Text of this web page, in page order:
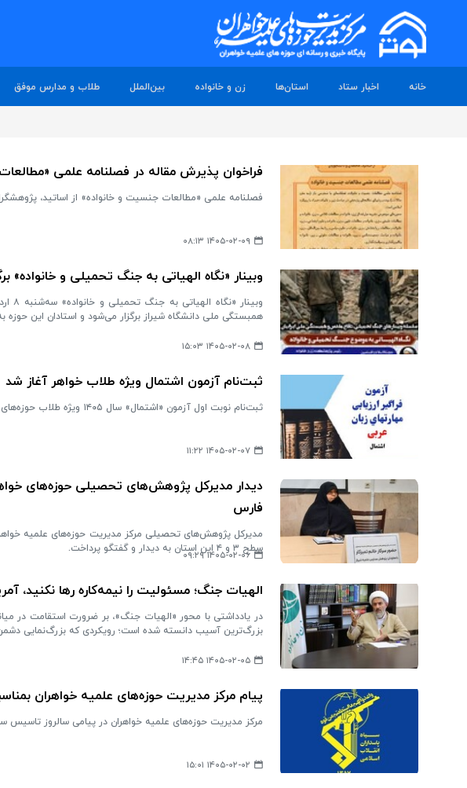
خانه اخبار ستاد استان‌ها زن و خانواده بین‌الملل طلاب و مدارس موفق
فراخوان پذیرش مقاله در فصلنامه علمی
فصلنامه علمی «مطالعات جنسیت و خانواده» از اساتید،
۱۴۰۵-۰۲-۰۹ ۰۸:۱۳
وبینار «نگاه الهیاتی به جنگ تحمیلی و خانواده»
همبستگی ملی دانشگاه شیراز برگزار می‌شود و استادان این
۱۴۰۵-۰۲-۰۸ ۱۵:۰۳
ثبت‌نام آزمون اشتمال ویژه طلاب خواهر آغاز شد
ثبت‌نام نوبت اول آزمون «اشتمال» سال ۱۴۰۵ ویژه طلاب حوزه‌های علمیه خواهران سراسر کشور در «اپ یسری» آغاز شد.
۱۴۰۵-۰۲-۰۷ ۱۱:۲۲
فارس
مدیرکل پژوهش‌های تحصیلی مرکز مدیریت حوزه‌های علمیه
سطح ۳ و ۴ این استان به دیدار و گفتگو پرداخت.
۱۴۰۵-۰۲-۰۶ ۰۹:۲۹
الهیات جنگ؛ مسئولیت را نیمه‌کاره رها نکنید،
در یادداشتی با محور «الهیات جنگ»، بر ضرورت استقامت در
بزرگ‌ترین آسیب دانسته شده است؛ رویکردی که بزرگ‌نمایی دشمن
۱۴۰۵-۰۲-۰۵ ۱۴:۴۵
پیام مرکز مدیریت حوزه‌های علمیه خواهران
مرکز مدیریت حوزه‌های علمیه خواهران در پیامی سالروز تاسیس
۱۴۰۵-۰۲-۰۲ ۱۵:۰۱